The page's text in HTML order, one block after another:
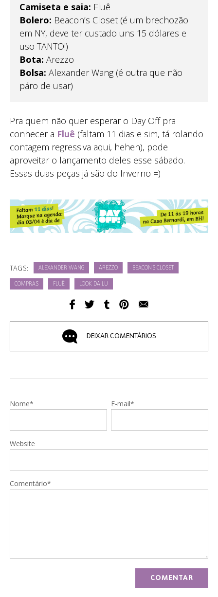
Camiseta e saia: Fluê
Bolero: Beacon’s Closet (é um brechozão
em NY, deve ter custado uns 15 dólares e
uso TANTO!)
Bota: Arezzo
Bolsa: Alexander Wang (é outra que não
páro de usar)
Pra quem não quer esperar o Day Off pra
conhecer a Fluê (faltam 11 dias e sim, tá rolando
contagem regressiva aqui, heheh), pode
aproveitar o lançamento deles esse sábado.
Essas duas peças já são do Inverno =)
TAGS: ALEXANDER WANG AREZZO BEACON'S CLOSET
COMPRAS FLUÊ LOOK DA LU
DEIXAR COMENTÁRIOS
Nome* E-mail*
Website
Comentário*